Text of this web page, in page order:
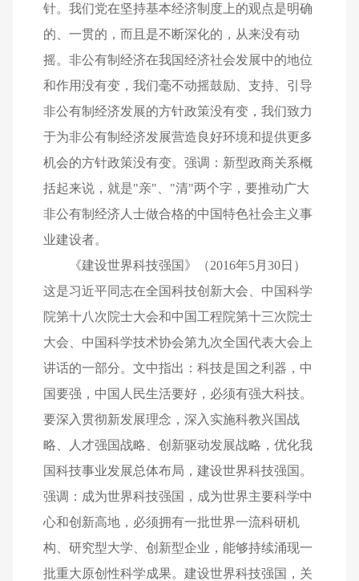
针。我们党在坚持基本经济制度上的观点是明确
的、一贯的，而且是不断深化的，从来没有动
摇。非公有制经济在我国经济社会发展中的地位
和作用没有变，我们毫不动摇鼓励、支持、引导
非公有制经济发展的方针政策没有变，我们致力
于为非公有制经济发展营造良好环境和提供更多
机会的方针政策没有变。强调：新型政商关系概
括起来说，就是"亲"、"清"两个字，要推动广大
非公有制经济人士做合格的中国特色社会主义事
业建设者。
《建设世界科技强国》（2016年5月30日）
这是习近平同志在全国科技创新大会、中国科学
院第十八次院士大会和中国工程院第十三次院士
大会、中国科学技术协会第九次全国代表大会上
讲话的一部分。文中指出：科技是国之利器，中
国要强，中国人民生活要好，必须有强大科技。
要深入贯彻新发展理念，深入实施科教兴国战
略、人才强国战略、创新驱动发展战略，优化我
国科技事业发展总体布局，建设世界科技强国。
强调：成为世界科技强国，成为世界主要科学中
心和创新高地，必须拥有一批世界一流科研机
构、研究型大学、创新型企业，能够持续涌现一
批重大原创性科学成果。建设世界科技强国，关